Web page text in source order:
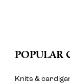
POPULAR
Knits &